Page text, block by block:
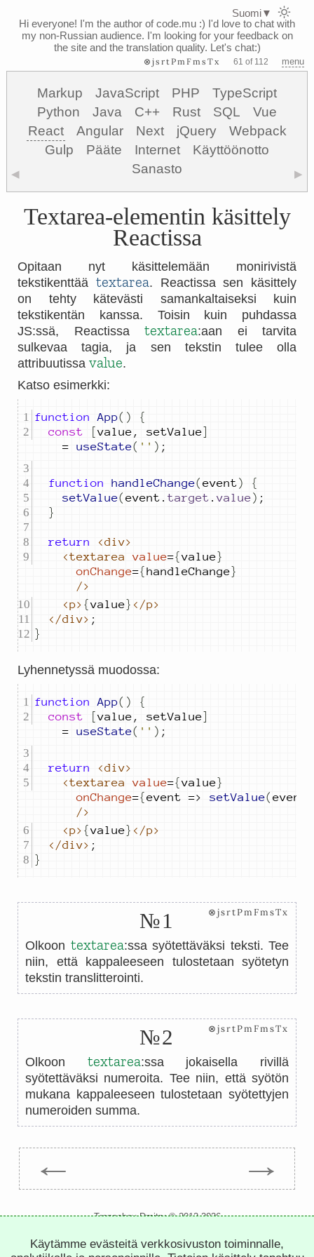
Hi everyone! I'm the author of code.mu :) I'd love to chat with
my non-Russian audience. I'm looking for your feedback on
the site and the translation quality. Let's chat:)
⊗jsrtPmFmsTx 61 of 112 menu
Markup JavaScript PHP
TypeScript
Python
Java C++ Rust SQL
Vue
React
Angular Next jQuery
Webpack
Gulp
Pääte Internet
Käyttöönotto
Sanasto
◀ ▶
Textarea-elementin käsittely
Reactissa
Opitaan nyt käsittelemään monirivistä
tekstikenttää textarea. Reactissa sen käsittely
on tehty kätevästi samankaltaiseksi kuin
tekstikentän kanssa. Toisin kuin puhdassa
JS:ssä, Reactissa textarea:aan ei tarvita
sulkevaa tagia, ja sen tekstin tulee olla
attribuutissa value.
Katso esimerkki:
function App()
{
const
[value , setValue]
= useState( '' ) ;
function handleChange( event)
{
setValue( event . target . value) ;
}
return
<div>
<textarea
value={value}
onChange={handleChange}
/>
<p> {value} </p>
</div> ;
}
Lyhennetyssä muodossa:
function App()
{
const
[value , setValue]
= useState( '' ) ;
return
<div>
<textarea
value={value}
onChange={event => setValue( event
/>
<p> {value} </p>
</div> ;
}
№1 ⊗jsrtPmFmsTx
Olkoon textarea:ssa syötettäväksi teksti. Tee
niin, että kappaleeseen tulostetaan syötetyn
tekstin translitterointi.
№2 ⊗jsrtPmFmsTx
Olkoon textarea:ssa jokaisella rivillä
syötettäväksi numeroita. Tee niin, että syötön
mukana kappaleeseen tulostetaan syötettyjen
numeroiden summa.
← →
Trepachev Dmitry © 2012-2026
tietosuojakäytäntö asetevät evästeet
Suomi▼
Käytämme evästeitä verkkosivuston toiminnalle,